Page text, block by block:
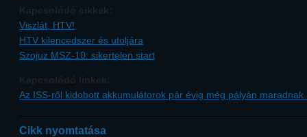
Kapcsolódó cikkek:
Viszlát, HTV!
HTV kilencedszer és utoljára
Szojuz MSZ-10: sikertelen start
Kapcsolódó linkek:
Az ISS-ről kidobott akkumulátorok pár évig még pályán maradnak
Cikk nyomtatása